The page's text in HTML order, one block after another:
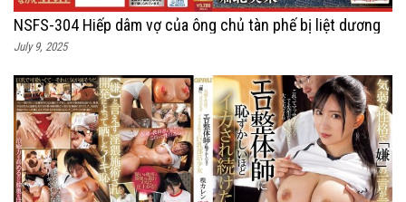
NSFS-304 Hiếp dâm vợ của ông chủ tàn phế bị liệt dương
July 9, 2025